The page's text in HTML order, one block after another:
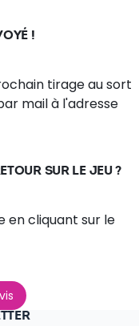
!
tirage au sort
mail à l'adresse
SUR LE JEU ?
en cliquant sur le